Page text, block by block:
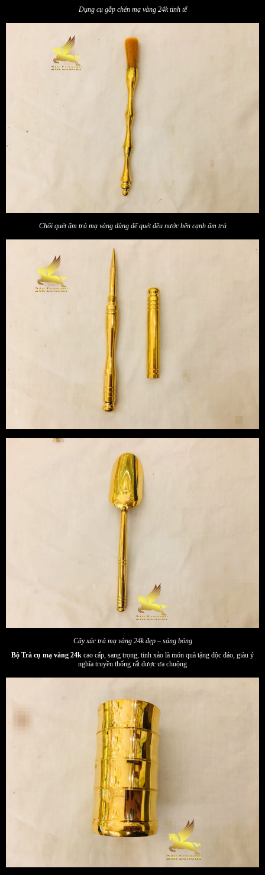
Dụng cụ gắp chén mạ vàng 24k tinh tế
Chổi quét ấm trà mạ vàng dùng để quét đều nước bên cạnh ấm trà
Cây xúc trà mạ vàng 24k đẹp – sáng bóng
Bộ Trà cụ mạ vàng 24k cao cấp, sang trọng, tinh xảo là món quà tặng độc đáo, giàu ý
nghĩa truyền thống rất được ưa chuộng